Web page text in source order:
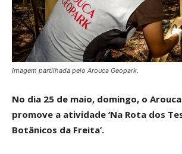
Imagem partilhada pelo Arouca Geopark.
No dia 25 de maio, domingo, o
promove a atividade ‘Na Rota dos
Botânicos da Freita’.